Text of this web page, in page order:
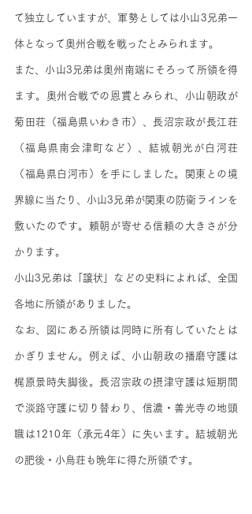
て独立していますが、軍勢としては小山3兄弟一
体となって奥州合戦を戦ったとみられます。
また、小山3兄弟は奥州南端にそろって所領を得
ます。奥州合戦での恩賞とみられ、小山朝政が
菊田荘（福島県いわき市）、長沼宗政が長江荘
（福島県南会津町など）、結城朝光が白河荘
（福島県白河市）を手にしました。関東との境
界線に当たり、小山3兄弟が関東の防衛ラインを
敷いたのです。頼朝が寄せる信頼の大きさが分
かります。
小山3兄弟は「譲状」などの史料によれば、全国
各地に所領がありました。
なお、図にある所領は同時に所有していたとは
かぎりません。例えば、小山朝政の播磨守護は
梶原景時失脚後。長沼宗政の摂津守護は短期間
で淡路守護に切り替わり、信濃・善光寺の地頭
職は1210年（承元4年）に失います。結城朝光
の肥後・小鳥荘も晩年に得た所領です。